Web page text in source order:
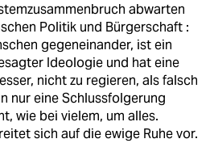
abwarten
Politik und Bürgerschaft :
gegeneinander, ist ein
Ideologie und hat eine
nicht zu regieren, als falsch
nur eine Schlussfolgerung
wie bei vielem, um alles.
sich auf die ewige Ruhe vor.